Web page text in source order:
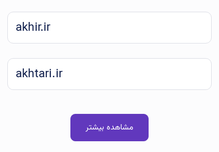
akhir.ir
akhtari.ir
مشاهده بیشتر